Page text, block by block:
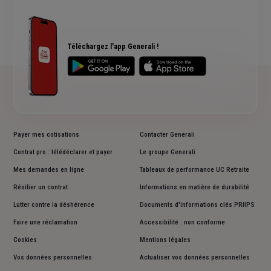
Téléchargez l'app Generali !
Rendements fonds euros Generali
Accessibilité sourds et malentendants
Avis clients Generali
Payer mes cotisations
Contrat pro : télédéclarer et payer
Mes demandes en ligne
Résilier un contrat
Lutter contre la déshérence
Faire une réclamation
Contacter Generali
Le groupe Generali
Tableaux de performance UC Retraite
Informations en matière de durabilité
Documents d'informations clés PRIIPS
Accessibilité : non conforme
Cookies Mentions légales
Vos données personnelles Actualiser vos données personnelles